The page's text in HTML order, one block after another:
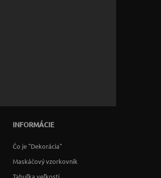
INFORMÁCIE
Čo je "Dekorácia"
Maskáčový vzorkovník